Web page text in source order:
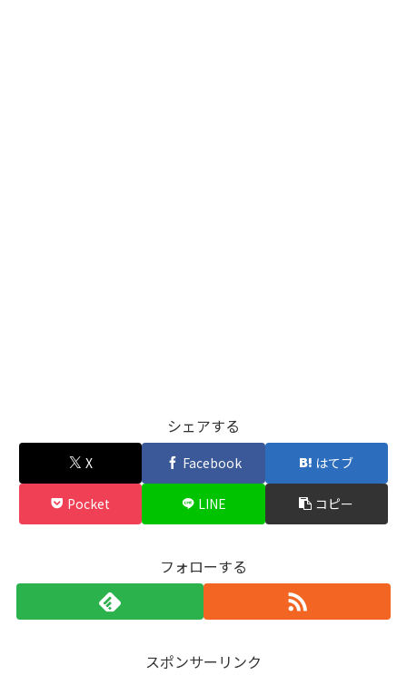
シェアする
X Facebook はてブ
Pocket LINE コピー
フォローする
スポンサーリンク